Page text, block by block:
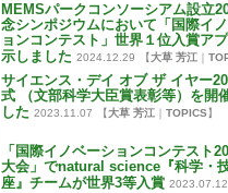
MEMSパークコンソーシアム設立
念シンポジウムにおいて「国際イ
ョンコンテスト」世界１位入賞ア
示しました 2024.12.29 【大草 芳江
サイエンス・デイ オブ ザ イヤー
式 （文部科学大臣賞表彰等）を開
した 2023.11.07 【大草 芳江 TOPICS】
「国際イノベーションコンテスト
大会」でnatural science『科学・
座』チームが世界3等入賞 2023.07.12